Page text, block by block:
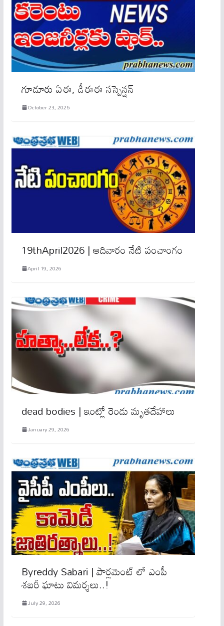
గూడూరు ఏఈ, డీఈఈ సస్పెన్షన్
October 23, 2025
19thApril2026 | ఆదివారం నేటి పంచాంగం
April 19, 2026
dead bodies | ఇంట్లో రెండు మృతదేహాలు
January 29, 2026
Byreddy Sabari | పార్లమెంట్ లో ఎంపీ
శబరీ ఘాటు విమర్శలు..!
July 29, 2026